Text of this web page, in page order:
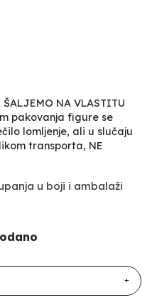
NA VLASTITU
pakovanja figure se
lomljenje, ali u slučaju
transporta, NE
u boji i ambalaži